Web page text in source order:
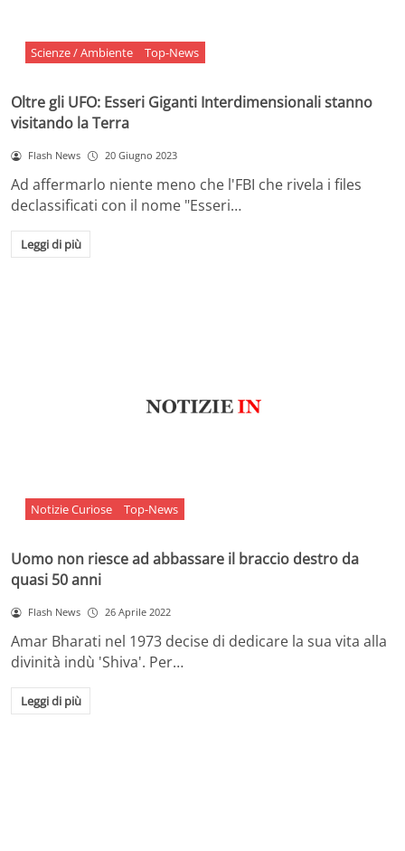
Scienze / Ambiente Top-News
Oltre gli UFO: Esseri Giganti Interdimensionali stanno
visitando la Terra
Flash News 20 Giugno 2023
Ad affermarlo niente meno che l'FBI che rivela i files
declassificati con il nome "Esseri…
Leggi di più
Notizie Curiose Top-News
Uomo non riesce ad abbassare il braccio destro da
quasi 50 anni
Flash News 26 Aprile 2022
Amar Bharati nel 1973 decise di dedicare la sua vita alla
divinità indù 'Shiva'. Per…
Leggi di più